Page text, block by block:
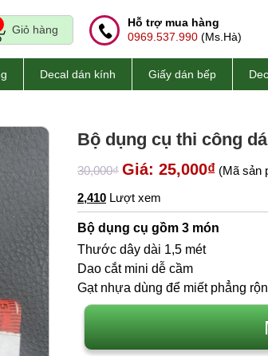
Giỏ hàng
Hỗ trợ mua hàng
0969.537.990 (Ms.Hà)
Decal dán kính Giấy dán bếp
Bộ dụng cụ thi công
30,000₫ Giá: 25,000₫ (Mã sản
2,410 Lượt xem
Bộ dụng cụ gồm 3 món
Thước dây dài 1,5 mét
Dao cắt mini dễ cầm
Gạt nhựa dùng để miết phẳng